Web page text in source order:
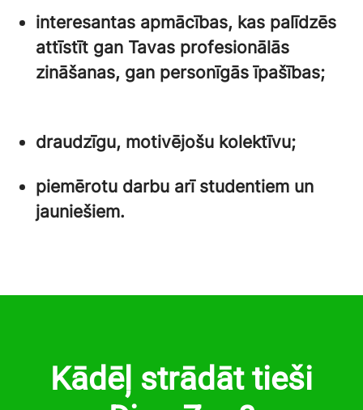
interesantas apmācības, kas palīdzēs
attīstīt gan Tavas profesionālās
zināšanas, gan personīgās īpašības;
draudzīgu, motivējošu kolektīvu;
piemērotu darbu arī studentiem un
jauniešiem.
Kādēļ strādāt tieši